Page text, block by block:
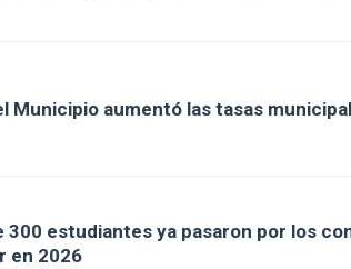
Municipio aumentó las tasas
300 estudiantes ya pasaron por los
en 2026